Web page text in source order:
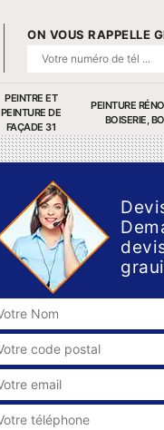
ON VOUS RAPPELLE
PEINTRE ET
PEINTURE DE
FAÇADE 31
PEINTURE
BOISERIE,